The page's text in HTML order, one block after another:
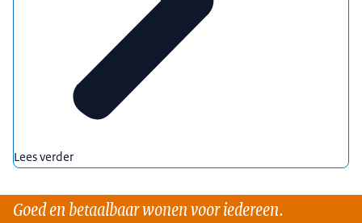
Lees verder
Goed en betaalbaar wonen voor iedereen.